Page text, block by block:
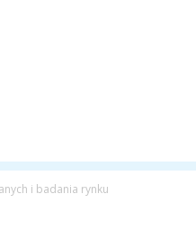
i badania rynku